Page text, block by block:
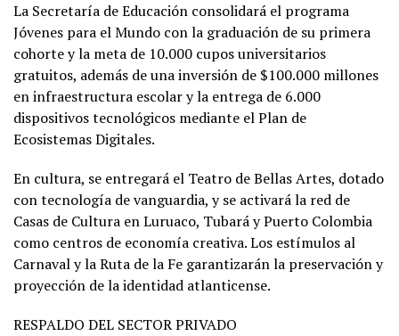
La Secretaría de Educación consolidará el programa
Jóvenes para el Mundo con la graduación de su primera
cohorte y la meta de 10.000 cupos universitarios
gratuitos, además de una inversión de $100.000 millones
en infraestructura escolar y la entrega de 6.000
dispositivos tecnológicos mediante el Plan de
Ecosistemas Digitales.
En cultura, se entregará el Teatro de Bellas Artes, dotado
con tecnología de vanguardia, y se activará la red de
Casas de Cultura en Luruaco, Tubará y Puerto Colombia
como centros de economía creativa. Los estímulos al
Carnaval y la Ruta de la Fe garantizarán la preservación y
proyección de la identidad atlanticense.
RESPALDO DEL SECTOR PRIVADO